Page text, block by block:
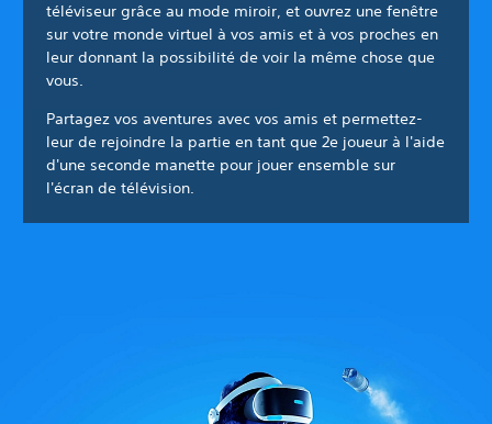
téléviseur grâce au mode miroir, et ouvrez une fenêtre
sur votre monde virtuel à vos amis et à vos proches en
leur donnant la possibilité de voir la même chose que
vous.
Partagez vos aventures avec vos amis et permettez-
leur de rejoindre la partie en tant que 2e joueur à l'aide
d'une seconde manette pour jouer ensemble sur
l'écran de télévision.